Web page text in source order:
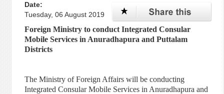
Date:
Tuesday, 06 August 2019
Foreign Ministry to conduct Integrated Consular
Mobile Services in Anuradhapura and Puttalam
Districts
The Ministry of Foreign Affairs will be conducting
Integrated Consular Mobile Services in Anuradhapura and